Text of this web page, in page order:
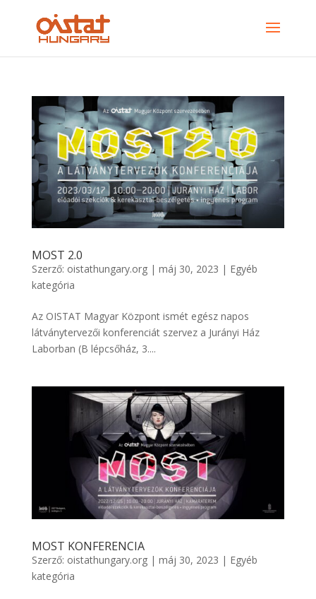
MOST 2.0
Szerző: oistathungary.org| máj 30, 2023 | Egyéb
kategória
Az OISTAT Magyar Központ ismét egész napos
látványtervezői konferenciát szervez a Jurányi Ház
Laborban (B lépcsőház, 3....
MOST KONFERENCIA
Szerző: oistathungary.org| máj 30, 2023 | Egyéb
kategória